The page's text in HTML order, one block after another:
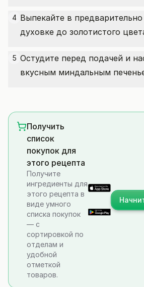
4 Выпекайте в предварительно
духовке до золотистого
5 Остудите перед подачей и
вкусным миндальным
Получить
список
покупок для
этого рецепта
Получите
ингредиенты для
этого рецепта в
виде умного
списка покупок
— с
сортировкой по
отделам и
удобной
отметкой
товаров.